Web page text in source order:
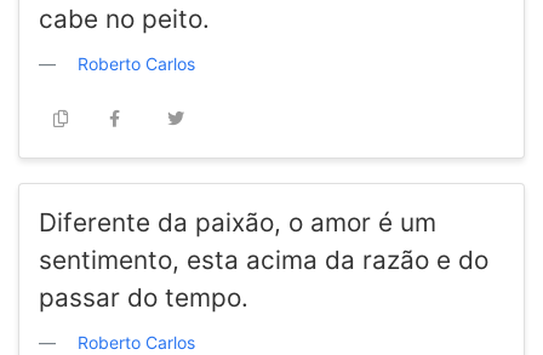
cabe no peito.
Roberto Carlos
Diferente da paixão, o amor é um
sentimento, esta acima da razão e do
passar do tempo.
Roberto Carlos